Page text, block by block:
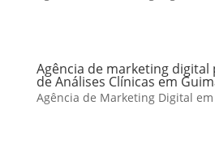
Agência de marketing
de Análises Clínicas em
Agência de Marketing Digital